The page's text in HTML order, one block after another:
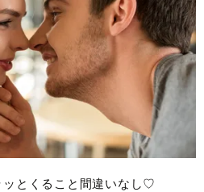
ッとくること間違いなし♡